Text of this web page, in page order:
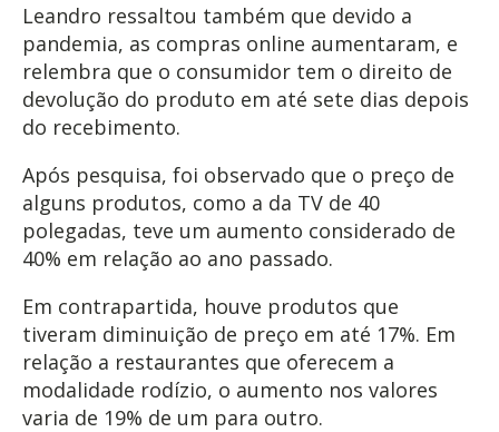
Leandro ressaltou também que devido a
pandemia, as compras online aumentaram, e
relembra que o consumidor tem o direito de
devolução do produto em até sete dias depois
do recebimento.
Após pesquisa, foi observado que o preço de
alguns produtos, como a da TV de 40
polegadas, teve um aumento considerado de
40% em relação ao ano passado.
Em contrapartida, houve produtos que
tiveram diminuição de preço em até 17%. Em
relação a restaurantes que oferecem a
modalidade rodízio, o aumento nos valores
varia de 19% de um para outro.